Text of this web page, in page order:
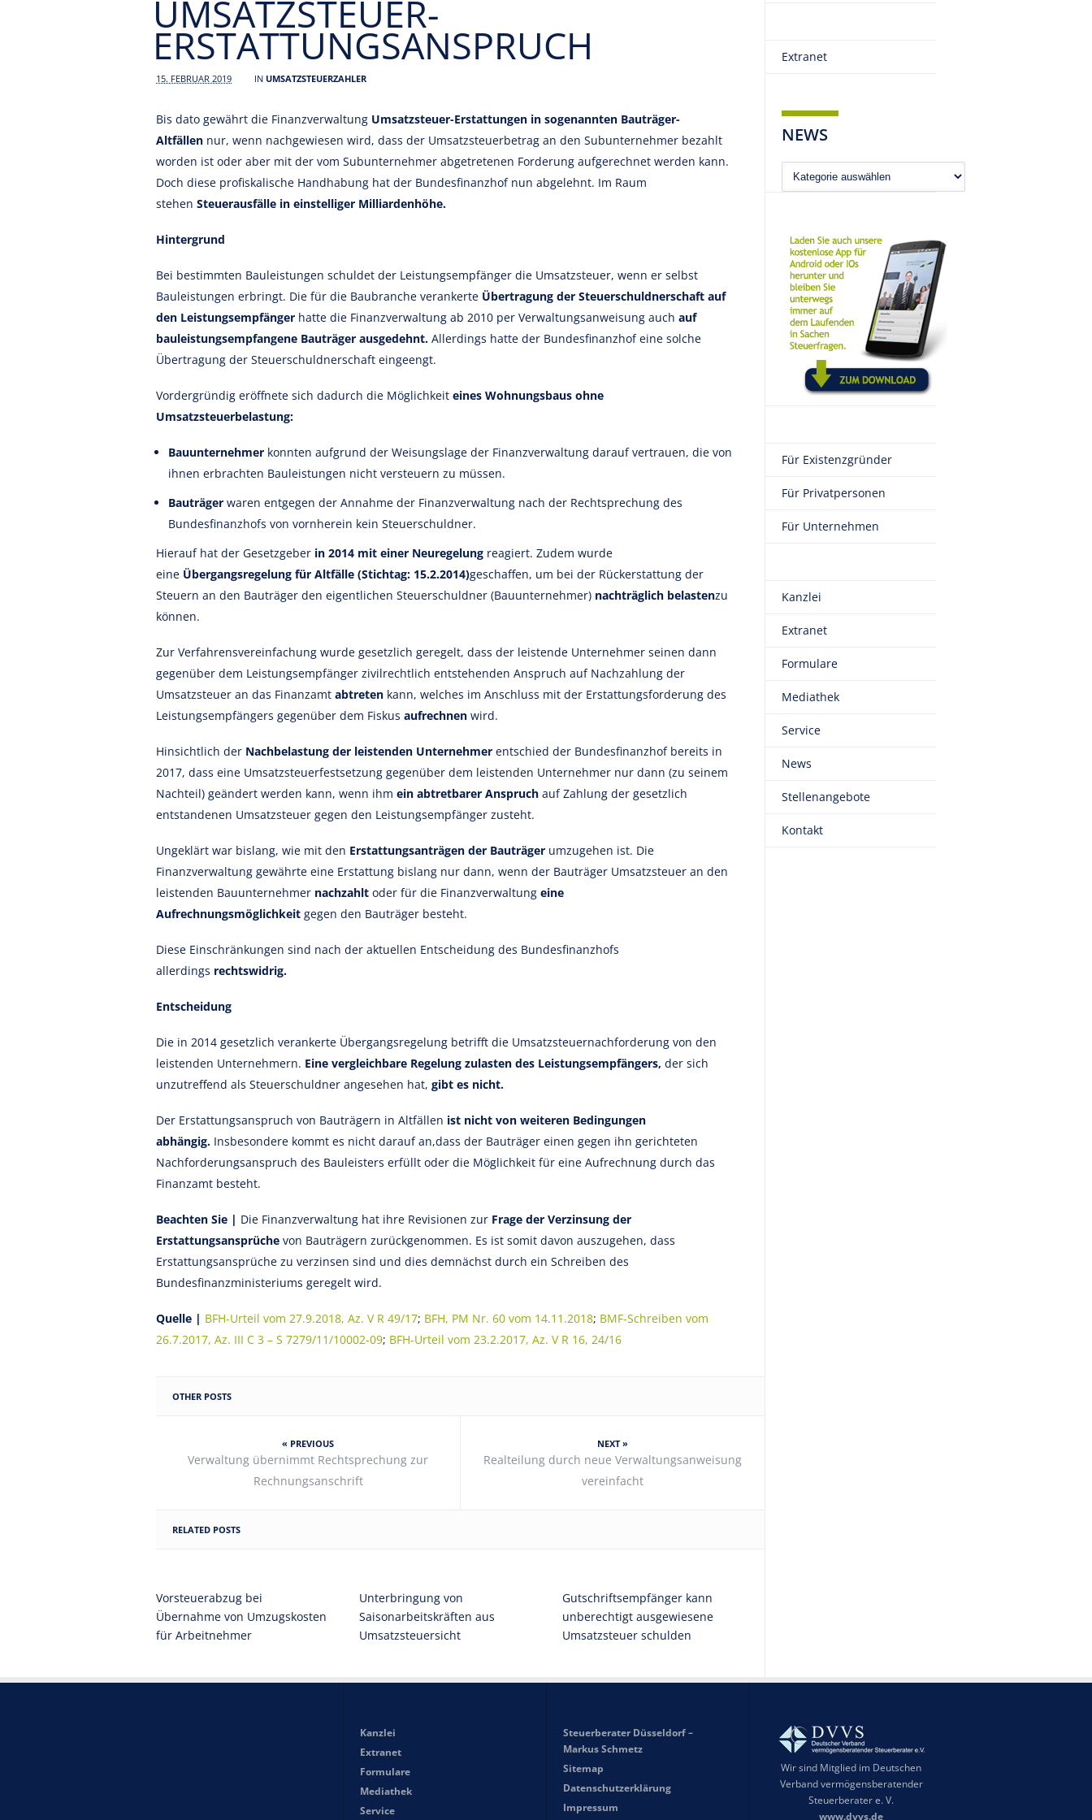
UMSATZSTEUER-
ERSTATTUNGSANSPRUCH
15. FEBRUAR 2019 IN UMSATZSTEUERZAHLER
Bis dato gewährt die Finanzverwaltung Umsatzsteuer-Erstattungen in sogenannten Bauträger-
Altfällen nur, wenn nachgewiesen wird, dass der Umsatzsteuerbetrag an den Subunternehmer bezahlt
worden ist oder aber mit der vom Subunternehmer abgetretenen Forderung aufgerechnet werden kann.
Doch diese profiskalische Handhabung hat der Bundesfinanzhof nun abgelehnt. Im Raum
stehen Steuerausfälle in einstelliger Milliardenhöhe.
Hintergrund
Bei bestimmten Bauleistungen schuldet der Leistungsempfänger die Umsatzsteuer, wenn er selbst
Bauleistungen erbringt. Die für die Baubranche verankerte Übertragung der Steuerschuldnerschaft auf
den Leistungsempfänger hatte die Finanzverwaltung ab 2010 per Verwaltungsanweisung auch auf
bauleistungsempfangene Bauträger ausgedehnt. Allerdings hatte der Bundesfinanzhof eine solche
Übertragung der Steuerschuldnerschaft eingeengt.
Vordergründig eröffnete sich dadurch die Möglichkeit eines Wohnungsbaus ohne
Umsatzsteuerbelastung:
Bauunternehmer konnten aufgrund der Weisungslage der Finanzverwaltung darauf vertrauen, die von
ihnen erbrachten Bauleistungen nicht versteuern zu müssen.
Bauträger waren entgegen der Annahme der Finanzverwaltung nach der Rechtsprechung des
Bundesfinanzhofs von vornherein kein Steuerschuldner.
Hierauf hat der Gesetzgeber in 2014 mit einer Neuregelung reagiert. Zudem wurde
eine Übergangsregelung für Altfälle (Stichtag: 15.2.2014)geschaffen, um bei der Rückerstattung der
Steuern an den Bauträger den eigentlichen Steuerschuldner (Bauunternehmer) nachträglich belastenzu
können.
Zur Verfahrensvereinfachung wurde gesetzlich geregelt, dass der leistende Unternehmer seinen dann
gegenüber dem Leistungsempfänger zivilrechtlich entstehenden Anspruch auf Nachzahlung der
Umsatzsteuer an das Finanzamt abtreten kann, welches im Anschluss mit der Erstattungsforderung des
Leistungsempfängers gegenüber dem Fiskus aufrechnen wird.
Hinsichtlich der Nachbelastung der leistenden Unternehmer entschied der Bundesfinanzhof bereits in
2017, dass eine Umsatzsteuerfestsetzung gegenüber dem leistenden Unternehmer nur dann (zu seinem
Nachteil) geändert werden kann, wenn ihm ein abtretbarer Anspruch auf Zahlung der gesetzlich
entstandenen Umsatzsteuer gegen den Leistungsempfänger zusteht.
Ungeklärt war bislang, wie mit den Erstattungsanträgen der Bauträger umzugehen ist. Die
Finanzverwaltung gewährte eine Erstattung bislang nur dann, wenn der Bauträger Umsatzsteuer an den
leistenden Bauunternehmer nachzahlt oder für die Finanzverwaltung eine
Aufrechnungsmöglichkeit gegen den Bauträger besteht.
Diese Einschränkungen sind nach der aktuellen Entscheidung des Bundesfinanzhofs
allerdings rechtswidrig.
Entscheidung
Die in 2014 gesetzlich verankerte Übergangsregelung betrifft die Umsatzsteuernachforderung von den
leistenden Unternehmern. Eine vergleichbare Regelung zulasten des Leistungsempfängers, der sich
unzutreffend als Steuerschuldner angesehen hat, gibt es nicht.
Der Erstattungsanspruch von Bauträgern in Altfällen ist nicht von weiteren Bedingungen
abhängig. Insbesondere kommt es nicht darauf an,dass der Bauträger einen gegen ihn gerichteten
Nachforderungsanspruch des Bauleisters erfüllt oder die Möglichkeit für eine Aufrechnung durch das
Finanzamt besteht.
Beachten Sie | Die Finanzverwaltung hat ihre Revisionen zur Frage der Verzinsung der
Erstattungsansprüche von Bauträgern zurückgenommen. Es ist somit davon auszugehen, dass
Erstattungsansprüche zu verzinsen sind und dies demnächst durch ein Schreiben des
Bundesfinanzministeriums geregelt wird.
Quelle | BFH-Urteil vom 27.9.2018, Az. V R 49/17; BFH, PM Nr. 60 vom 14.11.2018; BMF-Schreiben vom
26.7.2017, Az. III C 3 – S 7279/11/10002-09; BFH-Urteil vom 23.2.2017, Az. V R 16, 24/16
OTHER POSTS
« PREVIOUS
Verwaltung übernimmt Rechtsprechung zur
Rechnungsanschrift
NEXT »
Realteilung durch neue Verwaltungsanweisung
vereinfacht
RELATED POSTS
Vorsteuerabzug bei
Übernahme von Umzugskosten
für Arbeitnehmer
Unterbringung von
Saisonarbeitskräften aus
Umsatzsteuersicht
Gutschriftsempfänger kann
unberechtigt ausgewiesene
Umsatzsteuer schulden
Extranet
NEWS
News
Für Existenzgründer
Für Privatpersonen
Für Unternehmen
Kanzlei
Extranet
Formulare
Mediathek
Service
News
Stellenangebote
Kontakt
Kanzlei
Extranet
Formulare
Mediathek
Service
Steuerberater Düsseldorf –
Markus Schmetz
Sitemap
Datenschutzerklärung
Impressum
Wir sind Mitglied im Deutschen
Verband vermögensberatender
Steuerberater e. V.
www.dvvs.de